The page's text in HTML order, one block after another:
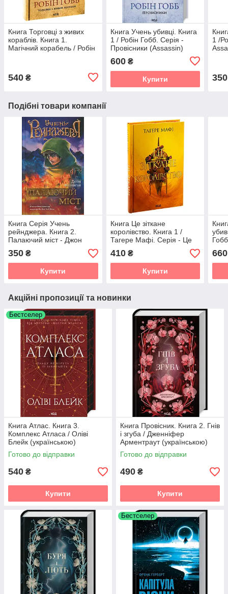
Книга Торговці з живих
кораблів. Книга 1.
Магічний корабель / Робін
540 ₴
Книга Учень убивці. Книга
1 / Робін Гобб. Серія -
Провісники (Assassin)
600₴
Купити
1 /
350
Подібні товари компанії
Книга Серія Учень
рейнджера. Книга 2.
Палаючий міст - Джон
Фланаґан
350 ₴
Купити
Книга Це зіткане
королівство. Книга 1 /
Тагере Мафі. Серія - Це
зіткане королівство
410₴
Купити
660
Акційні пропозиції та новинки
Бестселер
Книга Атлас. Книга 3.
Комплекс Атласа / Оліві
Блейк (українською)
Готово до відправки
540 ₴
Купити
Книга Провісник. Книга 2. Гнів
і згуба / Дженніфер
Арментраут (українською)
Готово до відправки
490 ₴
Купити
Бестселер